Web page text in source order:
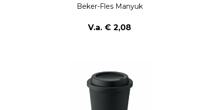
Beker-Fles Manyuk
V.a. € 2,08